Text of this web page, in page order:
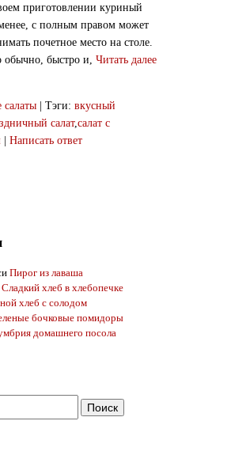
приготовлении куриный
с полным правом может
почетное место на столе.
обычно, быстро и, Читать далее
Тэги: вкусный
салат, салат с
Написать ответ
Пирог из лаваша
Сладкий хлеб в хлебопечке
хлеб с солодом
бочковые помидоры
домашнего посола